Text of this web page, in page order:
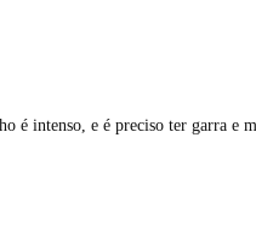
é intenso, e é preciso ter garra e